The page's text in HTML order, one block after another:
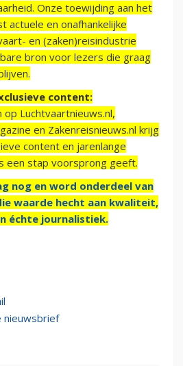
Onze toewijding aan het
actuele en onafhankelijke
en (zaken)reisindustrie
bron voor lezers die graag
content:
Luchtvaartnieuws.nl,
en Zakenreisnieuws.nl krijg
content en jarenlange
een stap voorsprong geeft.
nog en word onderdeel van
waarde hecht aan kwaliteit,
échte journalistiek.
nieuwsbrief